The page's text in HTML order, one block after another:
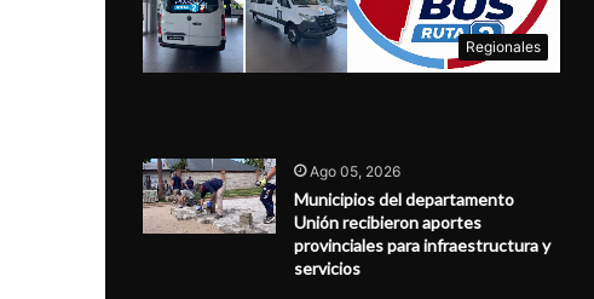
Regionales
Ago 05, 2026
Municipios del departamento
Unión recibieron aportes
provinciales para infraestructura y
servicios